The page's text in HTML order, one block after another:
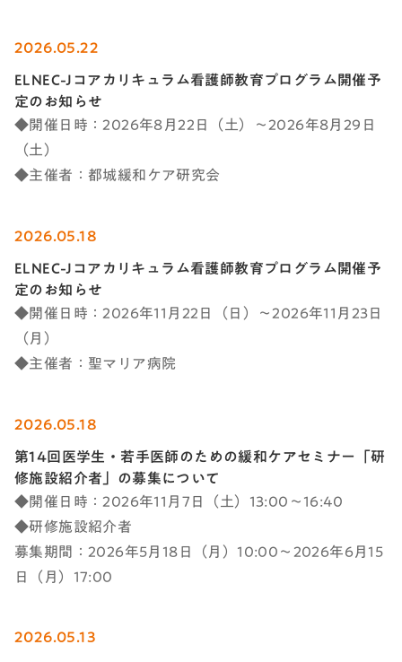
2026.05.22
ELNEC-Jコアカリキュラム看護師教育プログラム開催予
定のお知らせ
◆開催日時：2026年8月22日（土）～2026年8月29日
（土）
◆主催者：都城緩和ケア研究会
2026.05.18
ELNEC-Jコアカリキュラム看護師教育プログラム開催予
定のお知らせ
◆開催日時：2026年11月22日（日）～2026年11月23日
（月）
◆主催者：聖マリア病院
2026.05.18
第14回医学生・若手医師のための緩和ケアセミナー「研
修施設紹介者」の募集について
◆開催日時：2026年11月7日（土）13:00～16:40
◆研修施設紹介者
募集期間：2026年5月18日（月）10:00～2026年6月15
日（月）17:00
2026.05.13